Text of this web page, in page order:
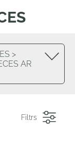
>
AR
Filtrs